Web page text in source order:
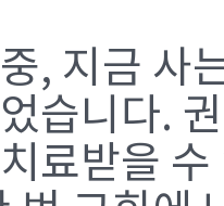
, 지금 사
습니다.
료받을